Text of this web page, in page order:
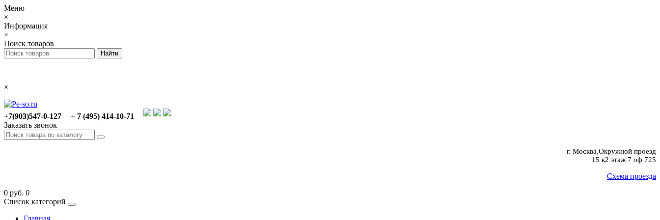
Меню
×
Информация
×
Поиск товаров
×
+7(903)547-0-127
+ 7 (495) 414-10-71
Заказать звонок
г. Москва,Окружной проезд
15 к2 этаж 7 оф 725
Схема проезда
0 руб. 0
Список категорий
Главная